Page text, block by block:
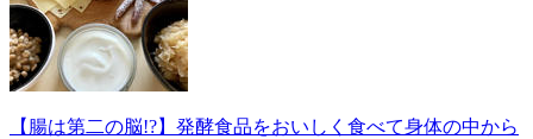
【腸は第二の脳!?】発酵食品をおいしく食べて身体の中から